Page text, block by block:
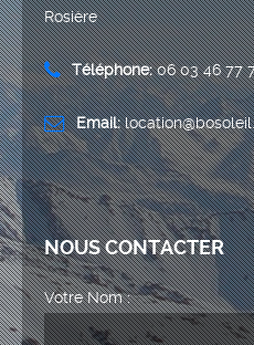
Rosière
Téléphone:06 03 46 77
Email:
NOUS CONTACTER
Votre Nom :